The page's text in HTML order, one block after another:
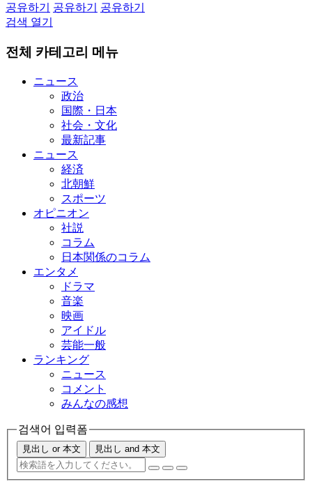
공유하기
공유하기
공유하기
검색 열기
전체 카테고리 메뉴
ニュース
政治
国際・日本
社会・文化
最新記事
ニュース
経済
北朝鮮
スポーツ
オピニオン
社説
コラム
日本関係のコラム
エンタメ
ドラマ
音楽
映画
アイドル
芸能一般
ランキング
ニュース
コメント
みんなの感想
검색어 입력폼
見出し or 本文 見出し and 本文